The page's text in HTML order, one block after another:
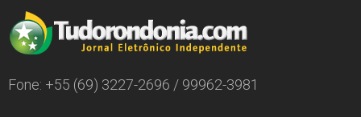
Fone: +55 (69) 3227-2696 / 99962-3981